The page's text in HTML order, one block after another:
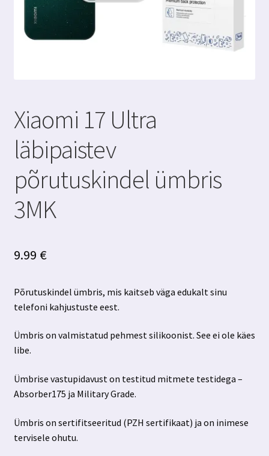
Xiaomi 17 Ultra
läbipaistev
põrutuskindel ümbris
3MK
9.99 €
Põrutuskindel ümbris, mis kaitseb väga edukalt sinu
telefoni kahjustuste eest.
Ümbris on valmistatud pehmest silikoonist. See ei ole käes
libe.
Ümbrise vastupidavust on testitud mitmete testidega –
Absorber175 ja Military Grade.
Ümbris on sertifitseeritud (PZH sertifikaat) ja on inimese
tervisele ohutu.